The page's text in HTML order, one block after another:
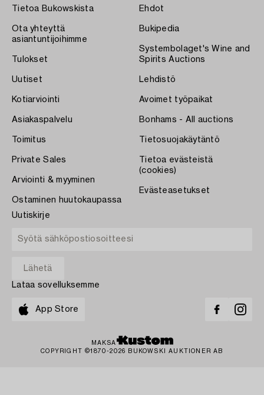
Tietoa Bukowskista
Ota yhteyttä
asiantuntijoihimme
Tulokset
Uutiset
Kotiarviointi
Asiakaspalvelu
Toimitus
Private Sales
Arviointi & myyminen
Ostaminen huutokaupassa
Ehdot
Bukipedia
Systembolaget's Wine and
Spirits Auctions
Lehdistö
Avoimet työpaikat
Bonhams - All auctions
Tietosuojakäytäntö
Tietoa evästeistä
(cookies)
Evästeasetukset
Uutiskirje
Lataa sovelluksemme
App Store
MAKSA
COPYRIGHT ©1870-2026 BUKOWSKI AUKTIONER AB